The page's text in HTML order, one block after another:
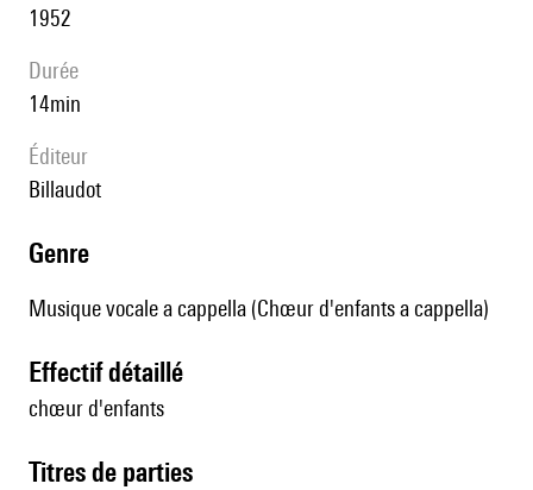
1952
durée
14min
éditeur
Billaudot
genre
Musique vocale a cappella (Chœur d'enfants a cappella)
effectif détaillé
chœur d'enfants
Titres de parties